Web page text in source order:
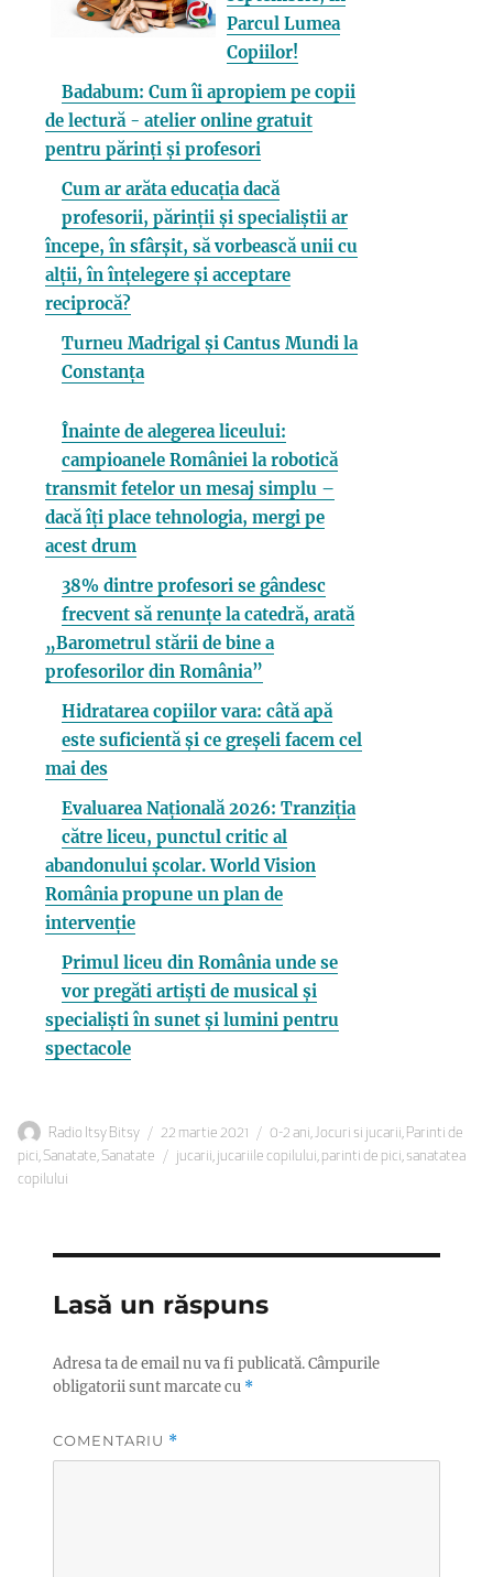
Parcul Lumea
Copiilor!
Badabum: Cum îi apropiem pe copii
de lectură - atelier online gratuit
pentru părinți și profesori
Cum ar arăta educația dacă
profesorii, părinții și specialiștii ar
începe, în sfârșit, să vorbească unii cu
alții, în înțelegere și acceptare
reciprocă?
Turneu Madrigal și Cantus Mundi la
Constanța
Înainte de alegerea liceului:
campioanele României la robotică
transmit fetelor un mesaj simplu –
dacă îți place tehnologia, mergi pe
acest drum
38% dintre profesori se gândesc
frecvent să renunțe la catedră, arată
„Barometrul stării de bine a
profesorilor din România”
Hidratarea copiilor vara: câtă apă
este suficientă și ce greșeli facem cel
mai des
Evaluarea Națională 2026: Tranziția
către liceu, punctul critic al
abandonului școlar. World Vision
România propune un plan de
intervenție
Primul liceu din România unde se
vor pregăti artiști de musical și
specialiști în sunet și lumini pentru
spectacole
Autor
Radio Itsy Bitsy
Publicat
pe
22 martie 2021 Categorii
0-2 ani,Jocuri si jucarii, Parinti de
pici,Sanatate,Sanatate Etichete
jucarii, jucariile copilului, parinti de pici, sanatatea
copilului
Lasă un răspuns
Adresa ta de email nu va fi publicată.Câmpurile
obligatorii sunt marcate cu *
COMENTARIU *